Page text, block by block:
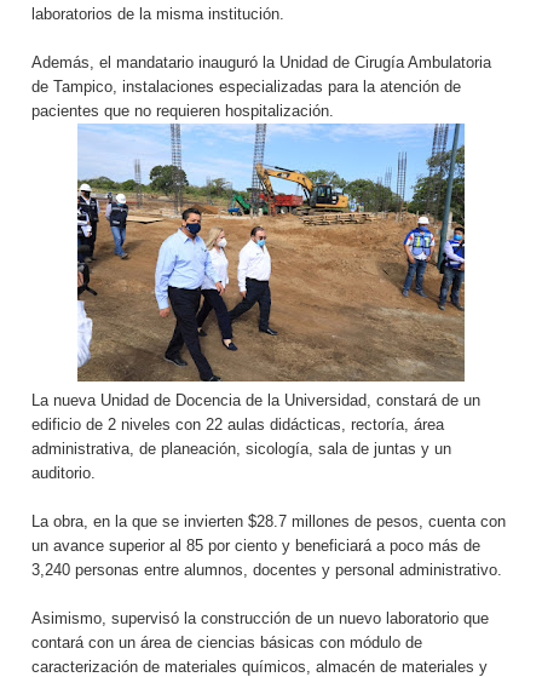
laboratorios de la misma institución.
Además, el mandatario inauguró la Unidad de Cirugía Ambulatoria
de Tampico, instalaciones especializadas para la atención de
pacientes que no requieren hospitalización.
La nueva Unidad de Docencia de la Universidad, constará de un
edificio de 2 niveles con 22 aulas didácticas, rectoría, área
administrativa, de planeación, sicología, sala de juntas y un
auditorio.
La obra, en la que se invierten $28.7 millones de pesos, cuenta con
un avance superior al 85 por ciento y beneficiará a poco más de
3,240 personas entre alumnos, docentes y personal administrativo.
Asimismo, supervisó la construcción de un nuevo laboratorio que
contará con un área de ciencias básicas con módulo de
caracterización de materiales químicos, almacén de materiales y